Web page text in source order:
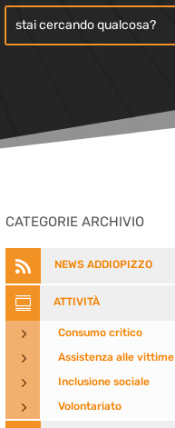
CATEGORIE ARCHIVIO
 NEWS ADDIOPIZZO
 ATTIVITÀ
5 Consumo critico
5 Assistenza alle vittime
5 Inclusione sociale
5 Volontariato